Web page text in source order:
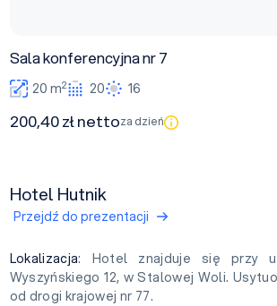
Sala konferencyjna nr 7
20 m2 20 16
200,40 zł nettoza dzień
Hotel Hutnik
Przejdź do prezentacji
Lokalizacja: Hotel znajduje się przy
Wyszyńskiego 12, w Stalowej Woli.
od drogi krajowej nr 77.